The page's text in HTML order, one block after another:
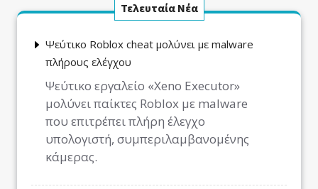
Τελευταία Νέα
Ψεύτικο Roblox cheat μολύνει με malware
πλήρους ελέγχου
Ψεύτικο εργαλείο «Xeno Executor»
μολύνει παίκτες Roblox με malware
που επιτρέπει πλήρη έλεγχο
υπολογιστή, συμπεριλαμβανομένης
κάμερας.